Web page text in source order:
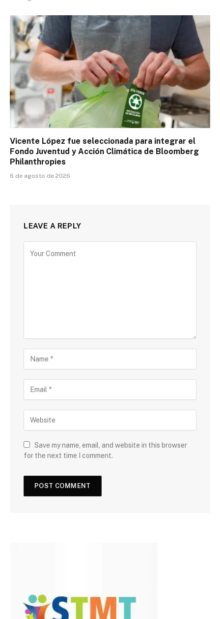
Vicente López fue seleccionada para integrar el
Fondo Juventud y Acción Climática de Bloomberg
Philanthropies
6 de agosto de 2026
LEAVE A REPLY
Save my name, email, and website in this browser
for the next time I comment.